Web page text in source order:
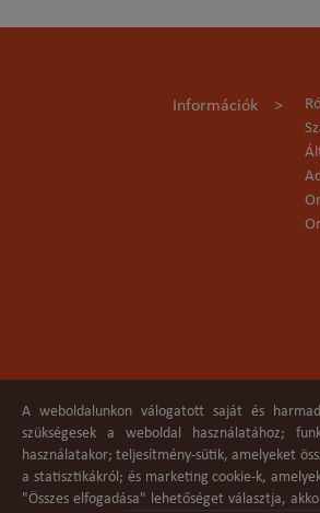
Információk
A weboldalunkon válogatott saját és
szükségesek a weboldal használatához;
használatakor; teljesítmény-sütik, amelyeket
a statisztikákról; és marketing cookie-k,
"Összes elfogadása" lehetőséget választja,